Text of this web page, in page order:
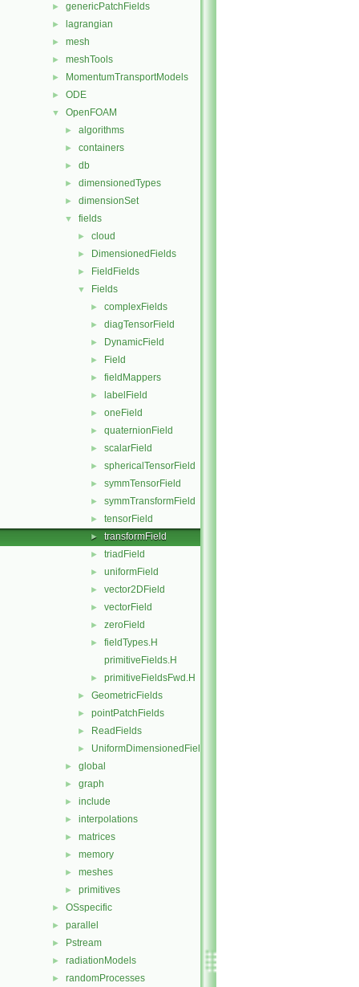
► genericPatchFields
► lagrangian
► mesh
► meshTools
► MomentumTransportModels
► ODE
▼ OpenFOAM
► algorithms
► containers
► db
► dimensionedTypes
► dimensionSet
▼ fields
► cloud
► DimensionedFields
► FieldFields
▼ Fields
► complexFields
► diagTensorField
► DynamicField
► Field
► fieldMappers
► labelField
► oneField
► quaternionField
► scalarField
► sphericalTensorField
► symmTensorField
► symmTransformField
► tensorField
► transformField
► triadField
► uniformField
► vector2DField
► vectorField
► zeroField
►
fieldTypes.H
primitiveFields.H
► primitiveFieldsFwd.H
► GeometricFields
► pointPatchFields
► ReadFields
► UniformDimensionedFields
► global
► graph
► include
► interpolations
► matrices
► memory
► meshes
► primitives
► OSspecific
► parallel
► Pstream
► radiationModels
► randomProcesses